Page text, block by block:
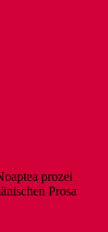
prozei
Prosa